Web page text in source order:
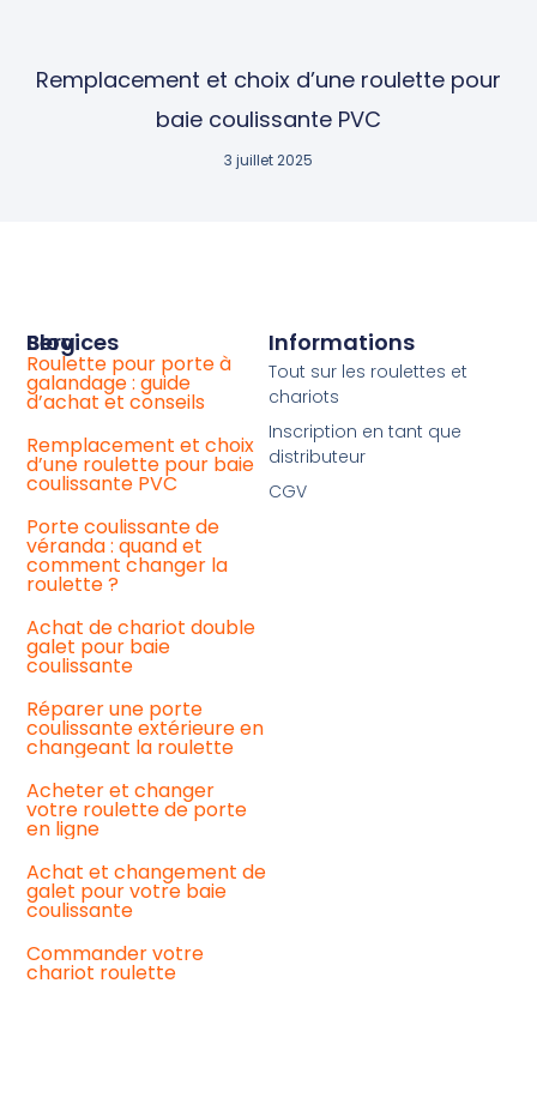
Remplacement et choix d’une roulette pour
baie coulissante PVC
3 juillet 2025
Informations
Tout sur les roulettes et
chariots
Inscription en tant que
distributeur
CGV
Services
Roulette pour porte à
galandage : guide
d’achat et conseils
Remplacement et choix
d’une roulette pour baie
coulissante PVC
Porte coulissante de
véranda : quand et
comment changer la
roulette ?
Achat de chariot double
galet pour baie
coulissante
Réparer une porte
coulissante extérieure en
changeant la roulette
Acheter et changer
votre roulette de porte
en ligne
Achat et changement de
galet pour votre baie
coulissante
Commander votre
chariot roulette
Blog
Achat
de
roulette
coulissante
universelle
chariot
de
baie
coulissante
La
roulette
baie
vitrée
ancienne
Remplacement
de
vos
roulettes
de
baie
coulissante
:
notre
guide
pour
un